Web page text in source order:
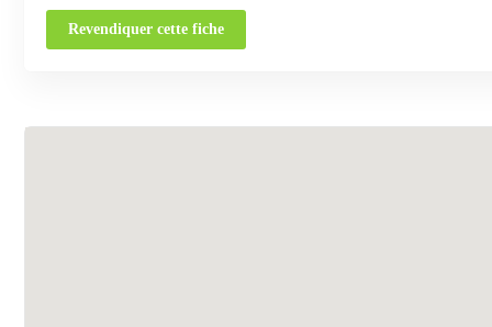
Revendiquer cette fiche